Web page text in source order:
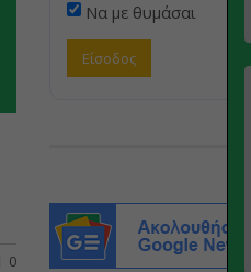
0
Να με θυμάσαι